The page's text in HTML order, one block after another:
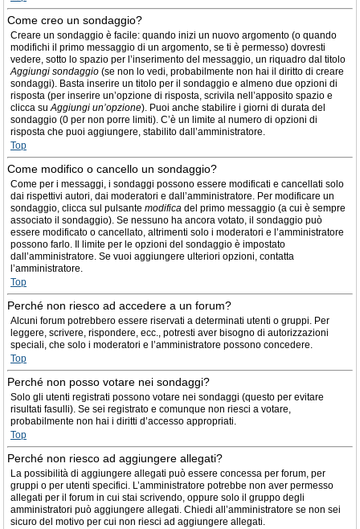
Come creo un sondaggio?
Creare un sondaggio è facile: quando inizi un nuovo argomento (o quando
modifichi il primo messaggio di un argomento, se ti è permesso) dovresti
vedere, sotto lo spazio per l’inserimento del messaggio, un riquadro dal titolo
Aggiungi sondaggio (se non lo vedi, probabilmente non hai il diritto di creare
sondaggi). Basta inserire un titolo per il sondaggio e almeno due opzioni di
risposta (per inserire un’opzione di risposta, scrivila nell’apposito spazio e
clicca suAggiungi un’opzione). Puoi anche stabilire i giorni di durata del
sondaggio (0 per non porre limiti). C’è un limite al numero di opzioni di
risposta che puoi aggiungere, stabilito dall’amministratore.
Top
Come modifico o cancello un sondaggio?
Come per i messaggi, i sondaggi possono essere modificati e cancellati solo
dai rispettivi autori, dai moderatori e dall’amministratore. Per modificare un
sondaggio, clicca sul pulsante modifica del primo messaggio (a cui è sempre
associato il sondaggio). Se nessuno ha ancora votato, il sondaggio può
essere modificato o cancellato, altrimenti solo i moderatori e l’amministratore
possono farlo. Il limite per le opzioni del sondaggio è impostato
dall’amministratore. Se vuoi aggiungere ulteriori opzioni, contatta
l’amministratore.
Top
Perché non riesco ad accedere a un forum?
Alcuni forum potrebbero essere riservati a determinati utenti o gruppi. Per
leggere, scrivere, rispondere, ecc., potresti aver bisogno di autorizzazioni
speciali, che solo i moderatori e l’amministratore possono concedere.
Top
Perché non posso votare nei sondaggi?
Solo gli utenti registrati possono votare nei sondaggi (questo per evitare
risultati fasulli). Se sei registrato e comunque non riesci a votare,
probabilmente non hai i diritti d’accesso appropriati.
Top
Perché non riesco ad aggiungere allegati?
La possibilità di aggiungere allegati può essere concessa per forum, per
gruppi o per utenti specifici. L’amministratore potrebbe non aver permesso
allegati per il forum in cui stai scrivendo, oppure solo il gruppo degli
amministratori può aggiungere allegati. Chiedi all’amministratore se non sei
sicuro del motivo per cui non riesci ad aggiungere allegati.